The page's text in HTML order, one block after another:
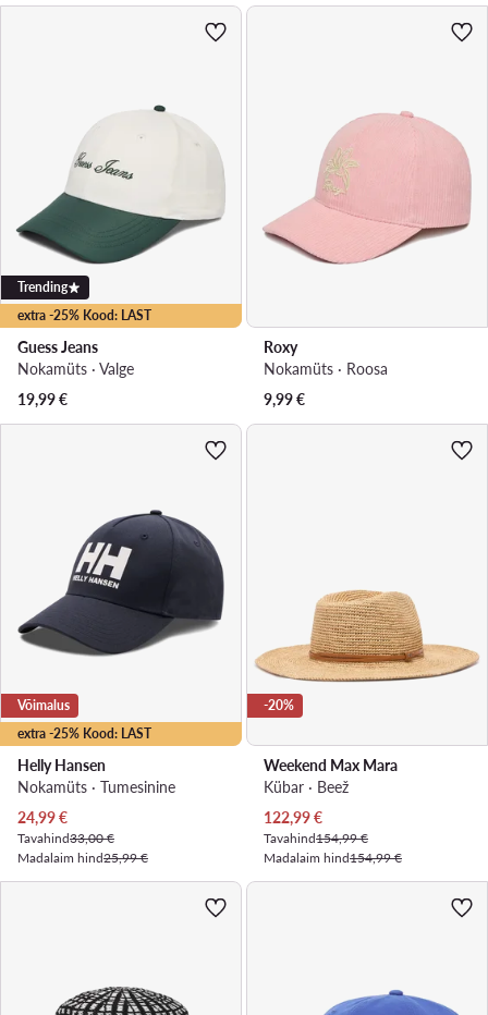
extra -25% Kood: LAST
Trending
Guess Jeans
Nokamüts · Valge
19,99€
Roxy
Nokamüts · Roosa
9,99€
extra -25% Kood: LAST
Võimalus
Helly Hansen
Nokamüts · Tumesinine
Praegune hind
24,99€
Tavahind33,00 €
Madalaim hind25,99 €
-20%
Weekend Max Mara
Kübar · Beež
Praegune hind
122,99€
Tavahind154,99 €
Madalaim hind154,99 €